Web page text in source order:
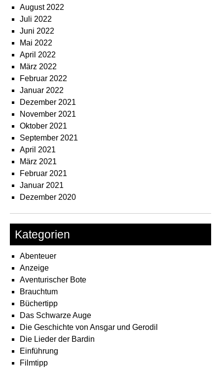
August 2022
Juli 2022
Juni 2022
Mai 2022
April 2022
März 2022
Februar 2022
Januar 2022
Dezember 2021
November 2021
Oktober 2021
September 2021
April 2021
März 2021
Februar 2021
Januar 2021
Dezember 2020
Kategorien
Abenteuer
Anzeige
Aventurischer Bote
Brauchtum
Büchertipp
Das Schwarze Auge
Die Geschichte von Ansgar und Gerodil
Die Lieder der Bardin
Einführung
Filmtipp